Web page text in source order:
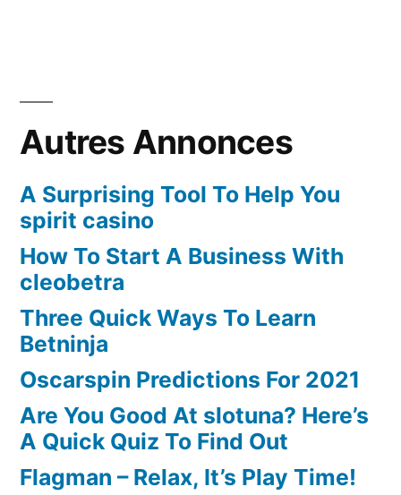
Autres Annonces
A Surprising Tool To Help You
spirit casino
How To Start A Business With
cleobetra
Three Quick Ways To Learn
Betninja
Oscarspin Predictions For 2021
Are You Good At slotuna? Here’s
A Quick Quiz To Find Out
Flagman – Relax, It’s Play Time!